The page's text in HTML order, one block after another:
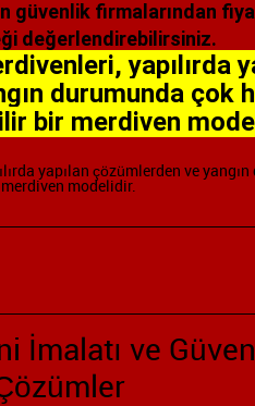
güvenlik firmalarından
değerlendirebilirsiniz.
yapılırda
durumunda çok
bir merdiven
yapılan çözümlerden ve
modelidir.
İmalatı ve